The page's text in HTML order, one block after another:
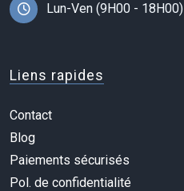
Lun-Ven (9H00 - 18H00)
Liens rapides
Contact
Blog
Paiements sécurisés
Pol. de confidentialité